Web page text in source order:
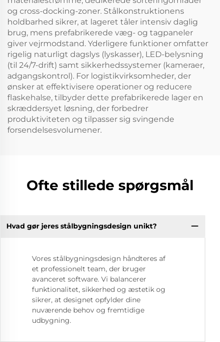
og cross-docking-zoner. Stålkonstruktionens
holdbarhed sikrer, at lageret tåler intensiv daglig
brug, mens prefabrikerede væg- og tagpaneler
giver vejrmodstand. Yderligere funktioner omfatter
rigelig naturligt dagslys (lyskasser), LED-belysning
(til 24/7-drift) samt sikkerhedssystemer (kameraer,
adgangskontrol). For logistikvirksomheder, der
ønsker at effektivisere operationer og reducere
flaskehalse, tilbyder dette prefabrikerede lager en
skræddersyet løsning, der forbedrer
produktiviteten og tilpasser sig svingende
forsendelsesvolumener.
Ofte stillede spørgsmål
Hvad gør jeres stålbygningsdesign unikt?
Vores stålbygningsdesign håndteres af
et professionelt team, der bruger
avanceret software. Vi balancerer
funktionalitet, sikkerhed og æstetik og
sikrer, at designet opfylder dine
nuværende behov og fremtidige
udbygning.